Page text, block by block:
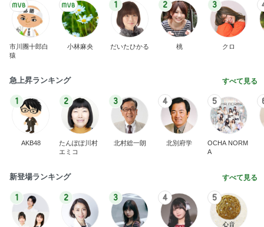
市川團十郎白
猿
小林麻央
1
だいたひかる
2
桃
3
クロ
急上昇ランキング すべて見る
1
AKB48
2
たんぽぽ川村
エミコ
3
北村総一朗
4
北別府学
5
OCHA NORM
A
新登場ランキング すべて見る
1 2 3 4 5